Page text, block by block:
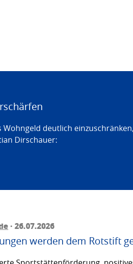
deutlich
Dirschauer:
· 26.07.2026
werden dem Rotstift